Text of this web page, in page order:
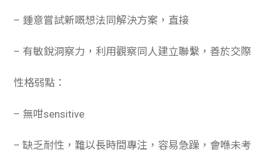
– 鍾意嘗試新嘅想法同解決方案，直接
– 有敏銳洞察力，利用觀察同人建立聯繫，善於交際
性格弱點：
– 無咁sensitive
– 缺乏耐性，難以長時間專注，容易急躁，會喺未考